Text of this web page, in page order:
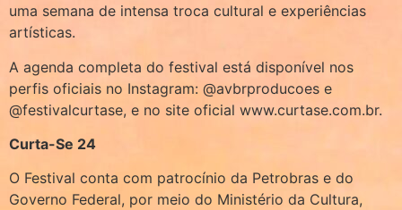
uma semana de intensa troca cultural e experiências
artísticas.
A agenda completa do festival está disponível nos
perfis oficiais no Instagram: @avbrproducoes e
@festivalcurtase, e no site oficial www.curtase.com.br.
Curta-Se 24
O Festival conta com patrocínio da Petrobras e do
Governo Federal, por meio do Ministério da Cultura,